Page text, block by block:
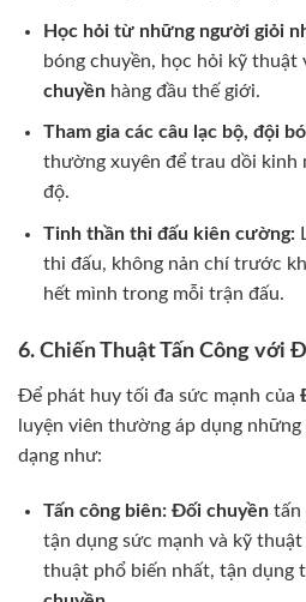
Học hỏi từ những người giỏi
bóng chuyền, học hỏi kỹ thuật
chuyềnhàng đầu thế giới.
Tham gia các câu lạc bộ, đội
thường xuyên để trau dồi kinh
độ.
Tinh thần thi đấu kiên cường:
thi đấu, không nản chí trước
hết mình trong mỗi trận đấu.
6. Chiến Thuật Tấn Công với
Để phát huy tối đa sức mạnh của
luyện viên thường áp dụng
dạng như:
Tấn công biên: Đối chuyềntấn
tận dụng sức mạnh và kỹ
thuật phổ biến nhất, tận dụng